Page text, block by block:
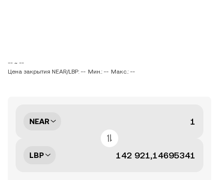
-- ~ --
Цена закрытия NEAR/LBP: -- Мин.: -- Макс.: --
NEAR
LBP